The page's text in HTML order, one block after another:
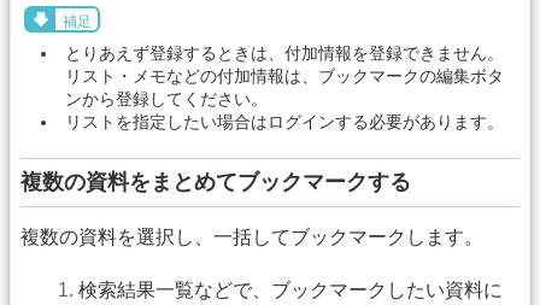
補足
とりあえず登録するときは、付加情報を登録できません。
リスト・メモなどの付加情報は、ブックマークの編集ボタ
ンから登録してください。
リストを指定したい場合はログインする必要があります。
複数の資料をまとめてブックマークする
複数の資料を選択し、一括してブックマークします。
検索結果一覧などで、ブックマークしたい資料に